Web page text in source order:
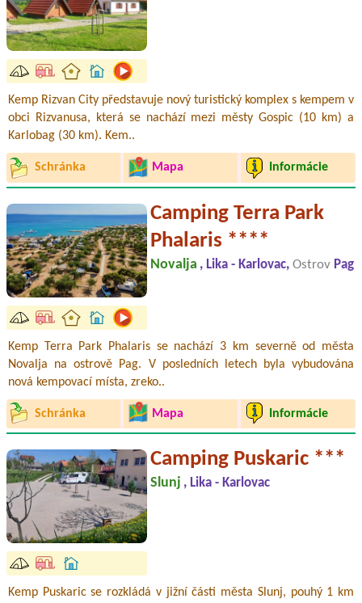
Kemp Rizvan City představuje nový turistický komplex s kempem v
obci Rizvanusa, která se nachází mezi městy Gospic (10 km) a
Karlobag (30 km). Kem..
Schránka Mapa Informácie
Camping Terra Park
Phalaris ****
Novalja , Lika - Karlovac, Ostrov Pag
Kemp Terra Park Phalaris se nachází 3 km severně od města
Novalja na ostrově Pag. V posledních letech byla vybudována
nová kempovací místa, zreko..
Schránka Mapa Informácie
Camping Puskaric ***
Slunj , Lika - Karlovac
Kemp Puskaric se rozkládá v jižní části města Slunj, pouhý 1 km